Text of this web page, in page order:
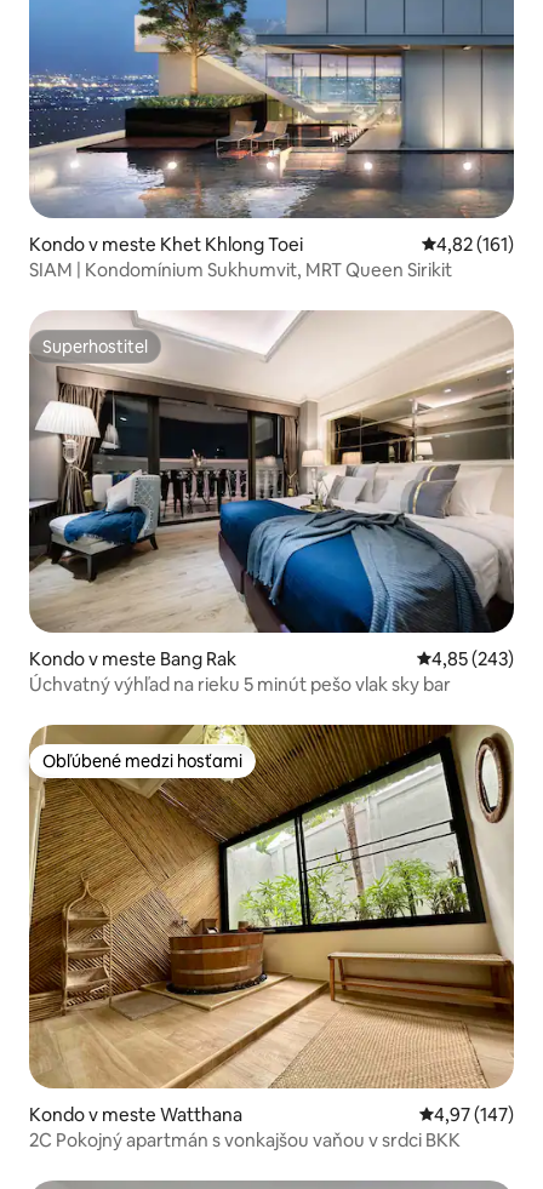
Kondo v meste Khet Khlong Toei Priemerné
4,82 (161)
SIAM | Kondomínium Sukhumvit, MRT Queen Sirikit
Superhostiteľ
Superhostiteľ
Kondo v meste Bang Rak Priemerné
4,85 (243)
Úchvatný výhľad na rieku 5 minút pešo vlak sky bar
Obľúbené medzi hosťami
Obľúbené medzi hosťami
Kondo v meste Watthana Priemerné
4,97 (147)
2C Pokojný apartmán s vonkajšou vaňou v srdci BKK